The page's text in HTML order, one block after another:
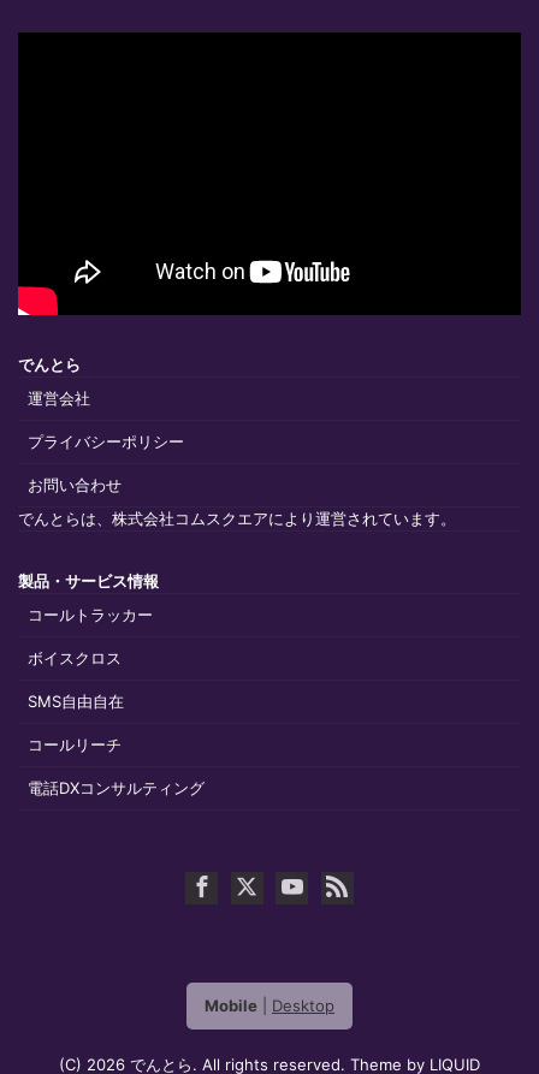
でんとら
運営会社
プライバシーポリシー
お問い合わせ
でんとらは、株式会社コムスクエアにより運営されています。
製品・サービス情報
コールトラッカー
ボイスクロス
SMS自由自在
コールリーチ
電話DXコンサルティング
Mobile Desktop
(C) 2026 でんとら. All rights reserved. Theme by LIQUID